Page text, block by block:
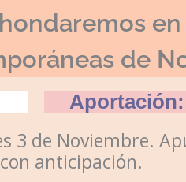
de
3 de Noviembre.
anticipación.